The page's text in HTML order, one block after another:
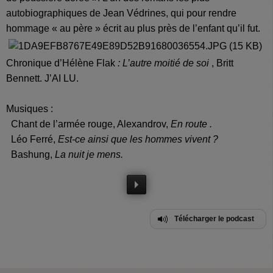
autobiographiques de Jean Védrines, qui pour rendre
hommage « au père » écrit au plus près de l’enfant qu’il fut.
Chronique d’Hélène Flak : L’autre moitié de soi , Britt
Bennett. J’AI LU.
Musiques :
Chant de l’armée rouge, Alexandrov, En route .
Léo Ferré, Est-ce ainsi que les hommes vivent ?
Bashung, La nuit je mens.
Télécharger le podcast